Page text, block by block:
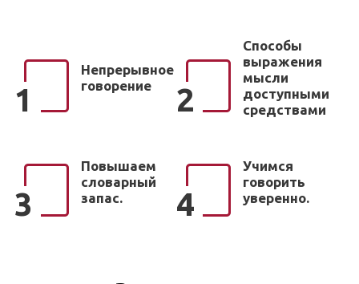
1
Непрерывное
говорение
2
Способы
выражения
мысли
доступными
средствами
3
Повышаем
словарный
запас.
4
Учимся
говорить
уверенно.